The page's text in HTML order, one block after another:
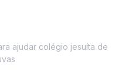
ajudar colégio jesuíta de